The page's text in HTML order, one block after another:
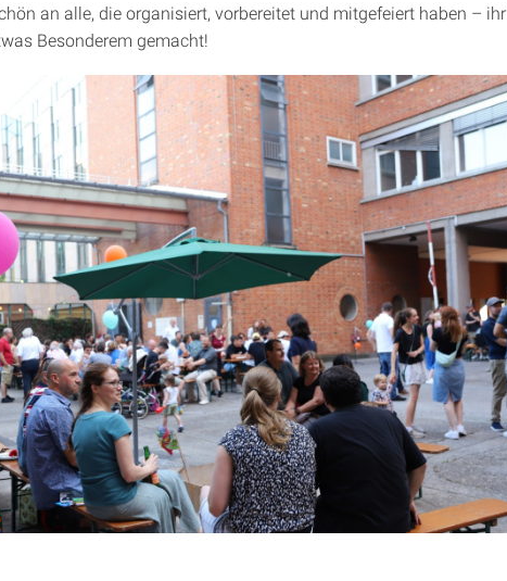
an alle, die organisiert, vorbereitet und mitgefeiert haben – ihr
Besonderem gemacht!